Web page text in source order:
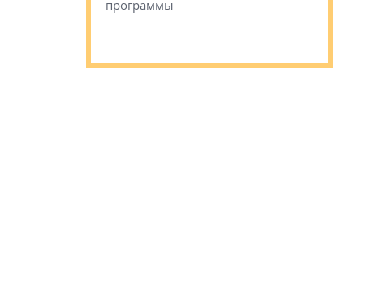
программы